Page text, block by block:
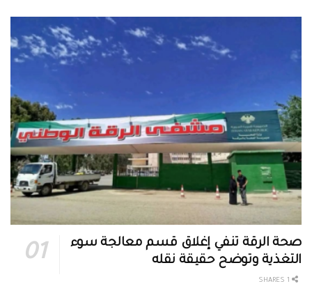
صحة الرقة تنفي إغلاق قسم معالجة سوء
التغذية وتوضح حقيقة نقله